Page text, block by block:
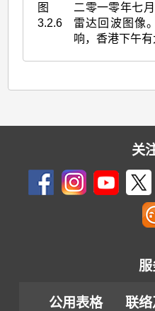
图
3.2.6
二零一零年七
雷达回波图像
响，香港下午有
关
公用表格 联络